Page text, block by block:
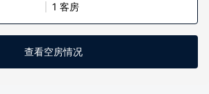
1 客房
查看空房情况